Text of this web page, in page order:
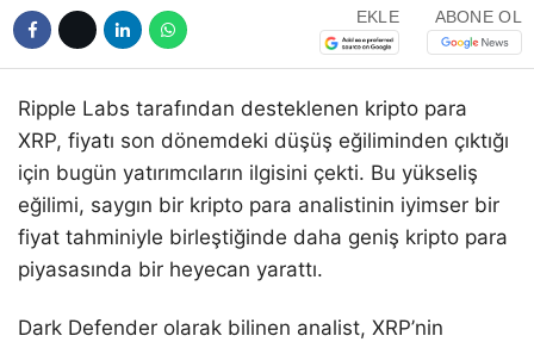
EKLE ABONE OL
Ripple Labs tarafından desteklenen kripto para
XRP, fiyatı son dönemdeki düşüş eğiliminden çıktığı
için bugün yatırımcıların ilgisini çekti. Bu yükseliş
eğilimi, saygın bir kripto para analistinin iyimser bir
fiyat tahminiyle birleştiğinde daha geniş kripto para
piyasasında bir heyecan yarattı.
Dark Defender olarak bilinen analist, XRP’nin